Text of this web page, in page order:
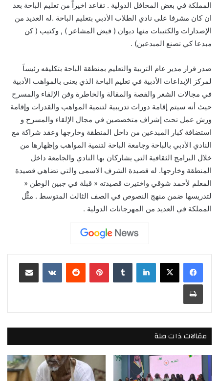
المملكة في بعض المحافل الدولية . تقاعد اخيراً من تعليم الباحة بعد
ان كان مشرفا على نادي الطلاب الأدبي بتعليم الباحة .له العديد من
الإصدارات والكتيبات منها ديوان ( فيض المشاعر ) , وكتيب ( كن
مبدعا كي تصنع المبدعين) .
صدر قرار مدير عام التربية والتعليم بمنطقة الباحة بتكليفه رئيساً
لمركز الإبداعات الأدبية في تعليم الباحة الذي يعنى بالمواهب الأدبية
في مجالات الشعر والقصة والمقالة والخاطرة وفن الإلقاء والمسرح
حيث أنه سيتم إقامة دورات تدريبية لتنمية المواهب والقدرات وإقامة
ورش عمل تحت إشراف متخصصين في مجال الإلقاء والمسرح و
استضافة كبار المبدعين من داخل المنطقة وخارجها وعقد شراكة مع
النادي الأدبي بالباحة وجامعة الباحة لتنمية المواهب وإظهارها من
خلال البرامج الثقافية التي يشاركان بها النادي والجامعة داخل
المنطقة وخارجها. له قصيدة الشرف الاسمى والتي تضاهي قصيدة
المعلم لأحمد شوقي واختيرت قصيدته « قبلة في جبين الوطن «
لتدريسها ضمن منهج النصوص في الصف الثالث المتوسط . مثَّل
المملكة في العديد من المهرجانات الدولية .
لينكدإن بينتيريست مشاركة عبر البريد
طباعة
مقالات ذات صلة